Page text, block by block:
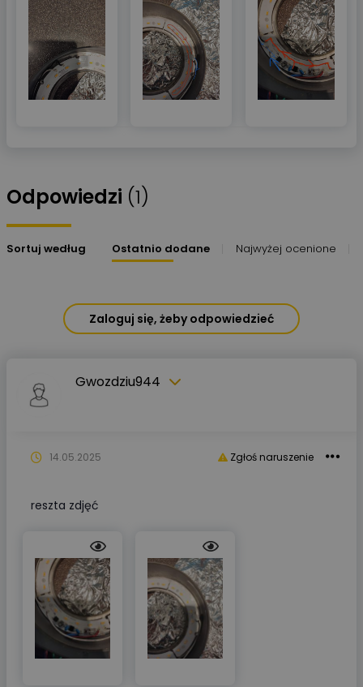
Odpowiedzi (1)
Sortuj według Ostatnio dodane Najwyżej ocenione
Zaloguj się, żeby odpowiedzieć
Gwozdziu944
Zgłoś naruszenie
14.05.2025
reszta zdjęć